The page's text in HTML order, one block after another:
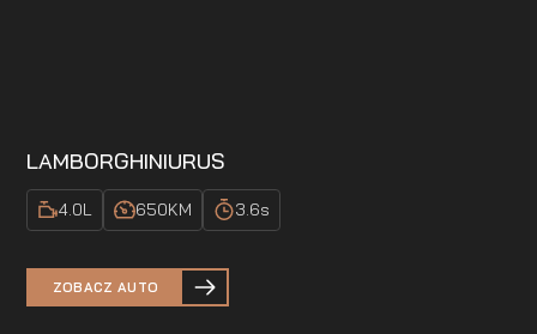
LAMBORGHINIURUS
4.0L 650KM 3.6s
ZOBACZ AUTO